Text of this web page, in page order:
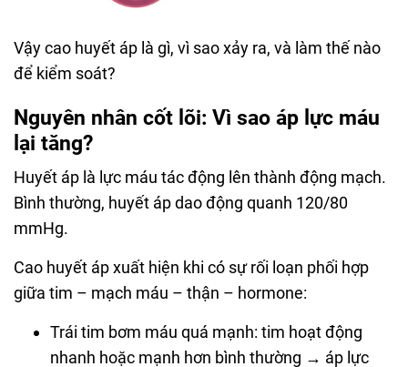
Vậy cao huyết áp là gì, vì sao xảy ra, và làm thế nào
để kiểm soát?
Nguyên nhân cốt lõi: Vì sao áp lực máu
lại tăng?
Huyết áp là lực máu tác động lên thành động mạch.
Bình thường, huyết áp dao động quanh 120/80
mmHg.
Cao huyết áp xuất hiện khi có sự rối loạn phối hợp
giữa tim – mạch máu – thận – hormone:
Trái tim bơm máu quá mạnh: tim hoạt động
nhanh hoặc mạnh hơn bình thường → áp lực